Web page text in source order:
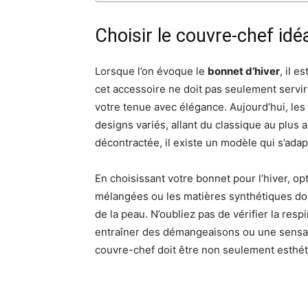
Choisir le couvre-chef
Lorsque l’on évoque le bonnet d’hiver, il
cet accessoire ne doit pas seulement
votre tenue avec élégance. Aujourd’hui,
designs variés, allant du classique au plus
décontractée, il existe un modèle qui
En choisissant votre bonnet pour l’hiver,
mélangées ou les matières synthétiques
de la peau. N’oubliez pas de vérifier la
entraîner des démangeaisons ou une
couvre-chef doit être non seulement